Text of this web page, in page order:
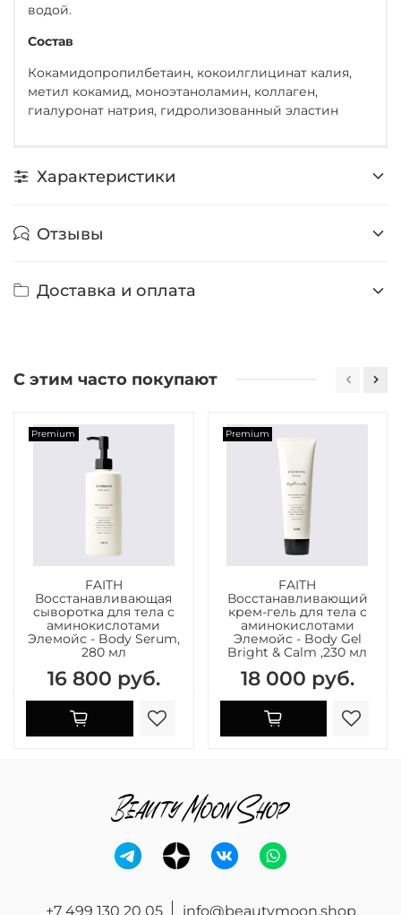
водой.
Состав
Кокамидопропилбетаин, кокоилглицинат калия,
метил кокамид, моноэтаноламин, коллаген,
гиалуронат натрия, гидролизованный эластин
Характеристики
Отзывы
Доставка и оплата
С этим часто покупают
Premium
FAITH
Восстанавливающая
сыворотка для тела с
аминокислотами
Элемойс - Body Serum,
280 мл
16 800 руб.
Premium
FAITH
Восстанавливающий
крем-гель для тела с
аминокислотами
Элемойс - Body Gel
Bright & Calm ,230 мл
18 000 руб.
+7 499 130 20 05 info@beautymoon.shop